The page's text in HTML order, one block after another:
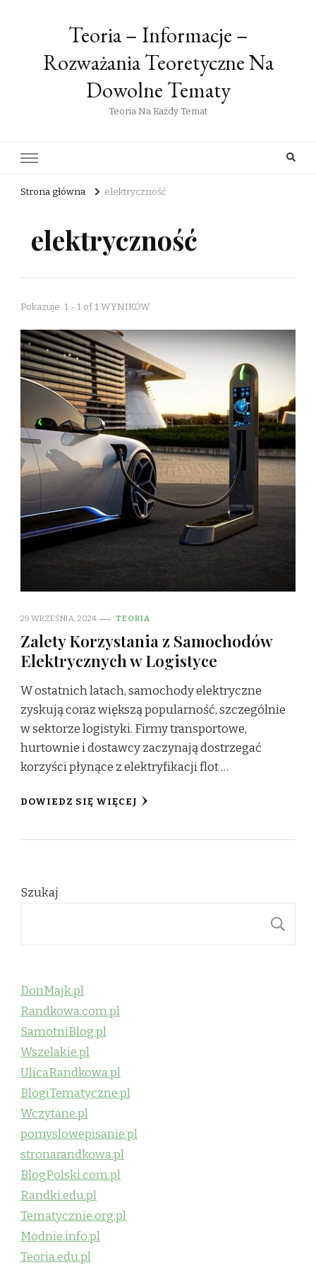
Teoria – Informacje –
Rozważania Teoretyczne Na
Dowolne Tematy
Teoria Na Każdy Temat
Strona główna elektryczność
elektryczność
Pokazuje: 1 - 1 of 1 WYNIKÓW
29 WRZEŚNIA, 2024 TEORIA
Zalety Korzystania z Samochodów
Elektrycznych w Logistyce
W ostatnich latach, samochody elektryczne
zyskują coraz większą popularność, szczególnie
w sektorze logistyki. Firmy transportowe,
hurtownie i dostawcy zaczynają dostrzegać
korzyści płynące z elektryfikacji flot …
DOWIEDZ SIĘ WIĘCEJ
Szukaj
DonMajk.pl
Randkowa.com.pl
SamotniBlog.pl
Wszelakie.pl
UlicaRandkowa.pl
BlogiTematyczne.pl
Wczytane.pl
pomyslowepisanie.pl
stronarandkowa.pl
BlogPolski.com.pl
Randki.edu.pl
Tematycznie.org.pl
Modnie.info.pl
Teoria.edu.pl